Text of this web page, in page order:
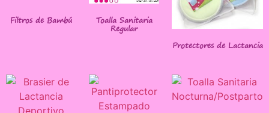
Filtros de Bambú Toalla Sanitaria
Regular
Protectores de Lactancia